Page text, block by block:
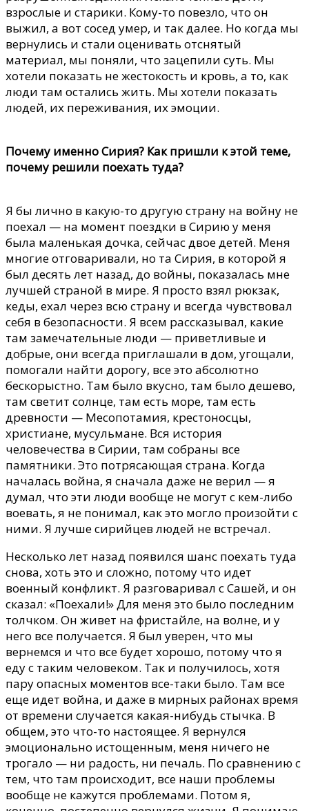
взрослые и старики. Кому-то повезло, что он
выжил, а вот сосед умер, и так далее. Но когда мы
вернулись и стали оценивать отснятый
материал, мы поняли, что зацепили суть. Мы
хотели показать не жестокость и кровь, а то, как
люди там остались жить. Мы хотели показать
людей, их переживания, их эмоции.
Почему именно Сирия? Как пришли к этой теме,
почему решили поехать туда?
Я бы лично в какую-то другую страну на войну не
поехал — на момент поездки в Сирию у меня
была маленькая дочка, сейчас двое детей. Меня
многие отговаривали, но та Сирия, в которой я
был десять лет назад, до войны, показалась мне
лучшей страной в мире. Я просто взял рюкзак,
кеды, ехал через всю страну и всегда чувствовал
себя в безопасности. Я всем рассказывал, какие
там замечательные люди — приветливые и
добрые, они всегда приглашали в дом, угощали,
помогали найти дорогу, все это абсолютно
бескорыстно. Там было вкусно, там было дешево,
там светит солнце, там есть море, там есть
древности — Месопотамия, крестоносцы,
христиане, мусульмане. Вся история
человечества в Сирии, там собраны все
памятники. Это потрясающая страна. Когда
началась война, я сначала даже не верил — я
думал, что эти люди вообще не могут с кем-либо
воевать, я не понимал, как это могло произойти с
ними. Я лучше сирийцев людей не встречал.
Несколько лет назад появился шанс поехать туда
снова, хоть это и сложно, потому что идет
военный конфликт. Я разговаривал с Сашей, и он
сказал: «Поехали!» Для меня это было последним
толчком. Он живет на фристайле, на волне, и у
него все получается. Я был уверен, что мы
вернемся и что все будет хорошо, потому что я
еду с таким человеком. Так и получилось, хотя
пару опасных моментов все-таки было. Там все
еще идет война, и даже в мирных районах время
от времени случается какая-нибудь стычка. В
общем, это что-то настоящее. Я вернулся
эмоционально истощенным, меня ничего не
трогало — ни радость, ни печаль. По сравнению с
тем, что там происходит, все наши проблемы
вообще не кажутся проблемами. Потом я,